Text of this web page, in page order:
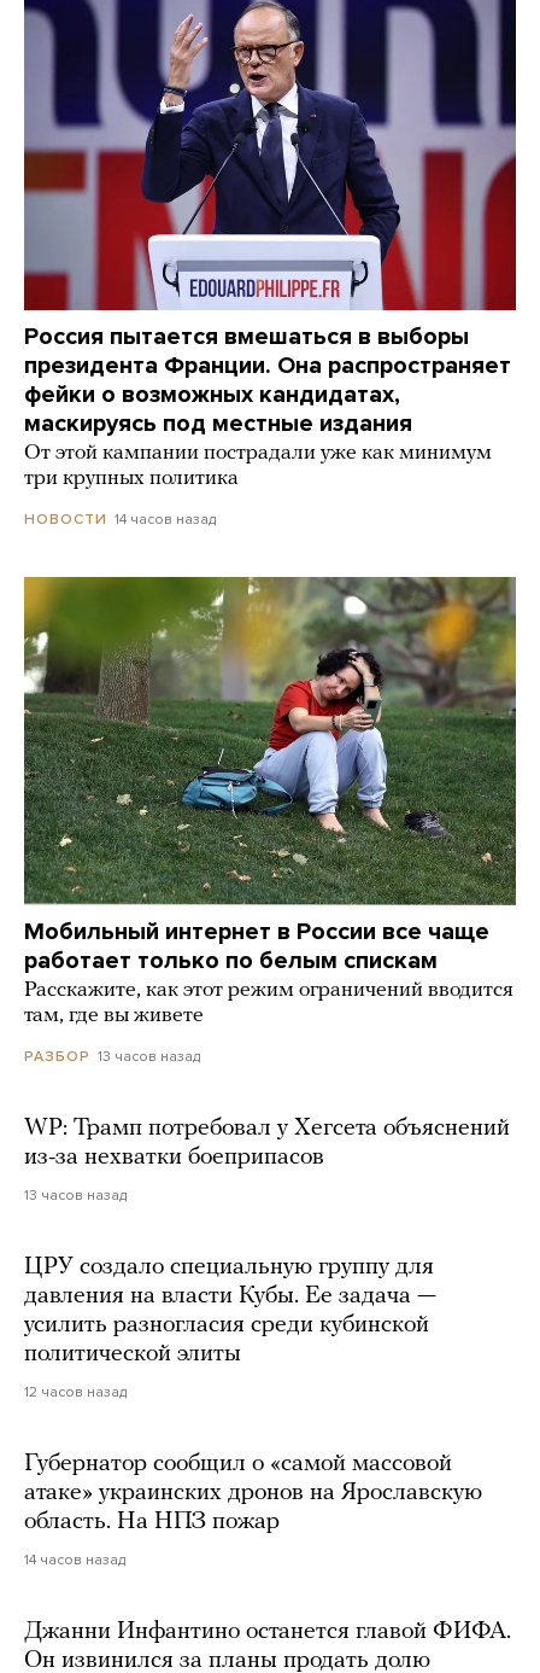
Россия пытается вмешаться в выборы
президента Франции. Она распространяет
фейки о возможных кандидатах,
маскируясь под местные издания
От этой кампании пострадали уже как минимум
три крупных политика
НОВОСТИ 14 часов назад
Мобильный интернет в России все чаще
работает только по белым спискам
Расскажите, как этот режим ограничений вводится
там, где вы живете
РАЗБОР 13 часов назад
WP: Трамп потребовал у Хегсета объяснений
из-за нехватки боеприпасов
13 часов назад
ЦРУ создало специальную группу для
давления на власти Кубы. Ее задача —
усилить разногласия среди кубинской
политической элиты
12 часов назад
Губернатор сообщил о «самой массовой
атаке» украинских дронов на Ярославскую
область. На НПЗ пожар
14 часов назад
Джанни Инфантино останется главой ФИФА.
Он извинился за планы продать долю